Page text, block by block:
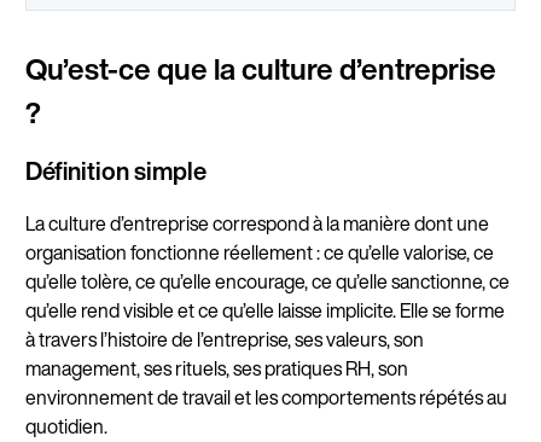
Qu’est-ce que la culture d’entreprise
?
Définition simple
La culture d’entreprise correspond à la manière dont une
organisation fonctionne réellement : ce qu’elle valorise, ce
qu’elle tolère, ce qu’elle encourage, ce qu’elle sanctionne, ce
qu’elle rend visible et ce qu’elle laisse implicite. Elle se forme
à travers l’histoire de l’entreprise, ses valeurs, son
management, ses rituels, ses pratiques RH, son
environnement de travail et les comportements répétés au
quotidien.